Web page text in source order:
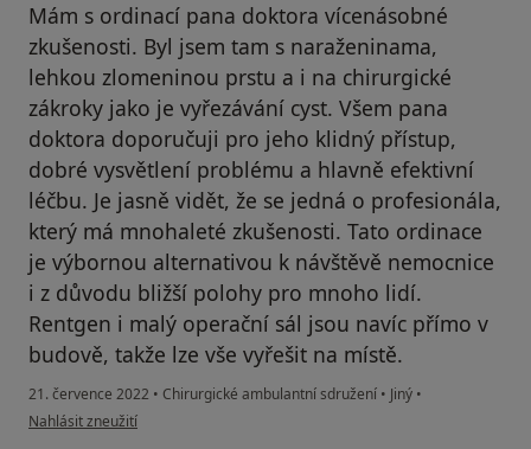
Mám s ordinací pana doktora vícenásobné
zkušenosti. Byl jsem tam s naraženinama,
lehkou zlomeninou prstu a i na chirurgické
zákroky jako je vyřezávání cyst. Všem pana
doktora doporučuji pro jeho klidný přístup,
dobré vysvětlení problému a hlavně efektivní
léčbu. Je jasně vidět, že se jedná o profesionála,
který má mnohaleté zkušenosti. Tato ordinace
je výbornou alternativou k návštěvě nemocnice
i z důvodu bližší polohy pro mnoho lidí.
Rentgen i malý operační sál jsou navíc přímo v
budově, takže lze vše vyřešit na místě.
21. července 2022 • Chirurgické ambulantní sdružení • Jiný •
podle názoru uživatele Tom
Nahlásit zneužití